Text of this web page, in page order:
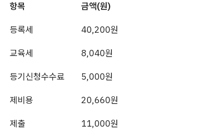
항목 금액(원)
등록세 40,200원
교육세 8,040원
등기신청수수료 5,000원
제비용 20,660원
제출 11,000원